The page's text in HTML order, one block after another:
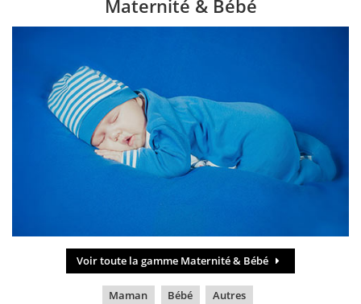
Maternité & Bébé
Voir toute la gamme Maternité & Bébé
Maman Bébé Autres